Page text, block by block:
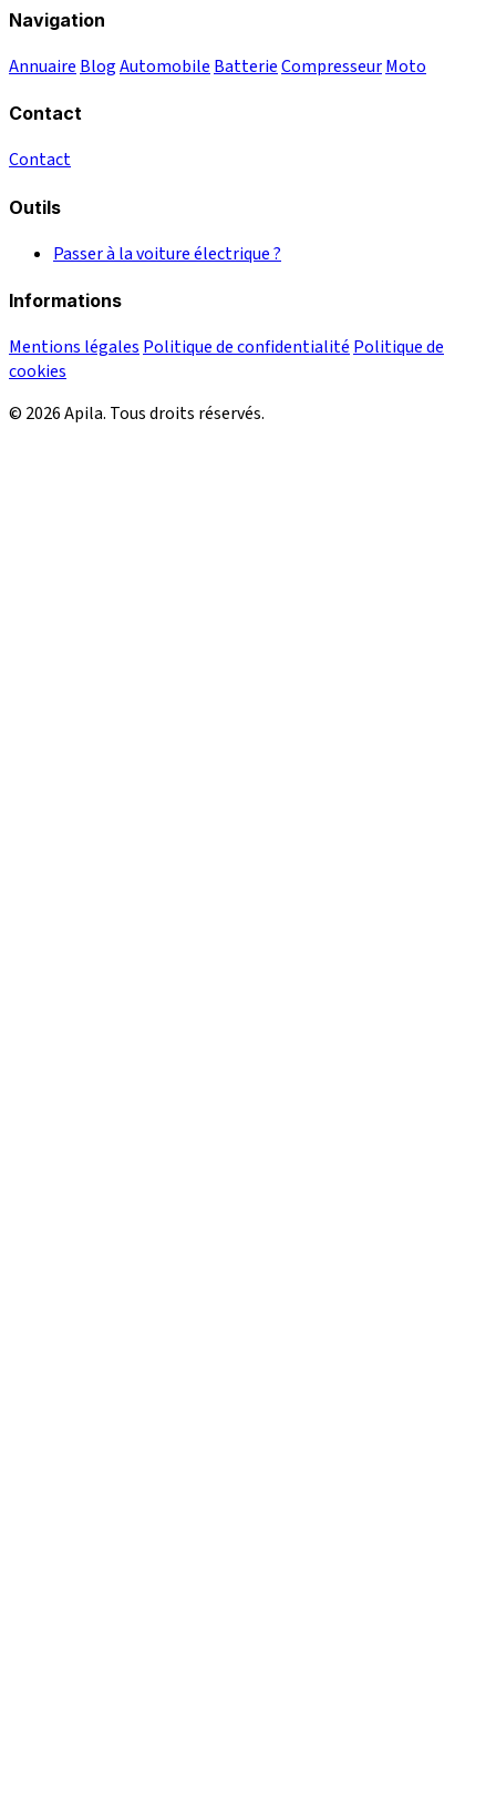
Navigation
Annuaire BlogAutomobile BatterieCompresseurMoto
Contact
Contact
Outils
Passer à la voiture électrique ?
Informations
Mentions légales Politique de confidentialité Politique de
cookies
© 2026 Apila. Tous droits réservés.